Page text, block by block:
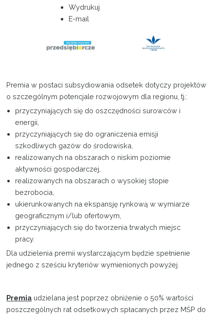
Kontakt
Wydrukuj
E-mail
Premia w postaci subsydiowania odsetek dotyczy projektów
o szczególnym potencjale rozwojowym dla regionu, tj.:
przyczyniających się do oszczędności surowców i
energii,
przyczyniających się do ograniczenia emisji
szkodliwych gazów do środowiska,
realizowanych na obszarach o niskim poziomie
aktywności gospodarczej,
realizowanych na obszarach o wysokiej stopie
bezrobocia,
ukierunkowanych na ekspansję rynkową w wymiarze
geograficznym i/lub ofertowym,
przyczyniających się do tworzenia trwałych miejsc
pracy.
Dla udzielenia premii wystarczającym będzie spełnienie
jednego z sześciu kryteriów wymienionych powyżej.
Premia udzielana jest poprzez obniżenie o 50% wartości
poszczególnych rat odsetkowych spłacanych przez MŚP do